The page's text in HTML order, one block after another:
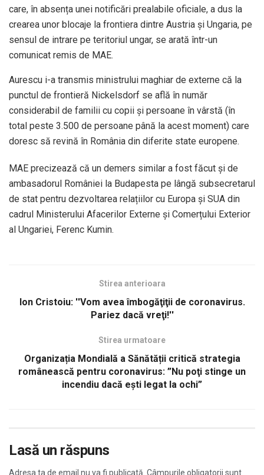
care, în absența unei notificări prealabile oficiale, a dus la
crearea unor blocaje la frontiera dintre Austria și Ungaria, pe
sensul de intrare pe teritoriul ungar, se arată într-un
comunicat remis de MAE.
Aurescu i-a transmis ministrului maghiar de externe că la
punctul de frontieră Nickelsdorf se află în număr
considerabil de familii cu copii și persoane în vârstă (în
total peste 3.500 de persoane până la acest moment) care
doresc să revină în România din diferite state europene.
MAE precizează că un demers similar a fost făcut și de
ambasadorul României la Budapesta pe lângă subsecretarul
de stat pentru dezvoltarea relațiilor cu Europa și SUA din
cadrul Ministerului Afacerilor Externe și Comerțului Exterior
al Ungariei, Ferenc Kumin.
Stirea anterioara
Ion Cristoiu: ''Vom avea îmbogăţiţii de coronavirus.
Pariez dacă vreţi!''
Stirea urmatoare
Organizația Mondială a Sănătății critică strategia
românească pentru coronavirus: ”Nu poţi stinge un
incendiu dacă eşti legat la ochi”
Lasă un răspuns
Adresa ta de email nu va fi publicată. Câmpurile obligatorii sunt